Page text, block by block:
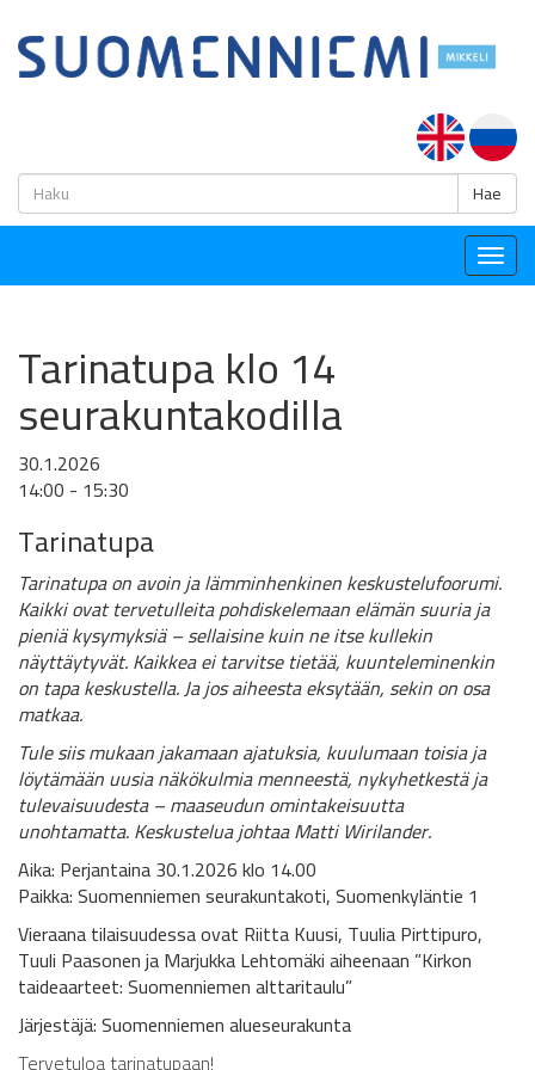
Hae
Tarinatupa klo 14
seurakuntakodilla
30.1.2026
14:00 - 15:30
Tarinatupa
Tarinatupa on avoin ja lämminhenkinen keskustelufoorumi.
Kaikki ovat tervetulleita pohdiskelemaan elämän suuria ja
pieniä kysymyksiä – sellaisine kuin ne itse kullekin
näyttäytyvät. Kaikkea ei tarvitse tietää, kuunteleminenkin
on tapa keskustella. Ja jos aiheesta eksytään, sekin on osa
matkaa.
Tule siis mukaan jakamaan ajatuksia, kuulumaan toisia ja
löytämään uusia näkökulmia menneestä, nykyhetkestä ja
tulevaisuudesta – maaseudun omintakeisuutta
unohtamatta. Keskustelua johtaa Matti Wirilander.
Aika: Perjantaina 30.1.2026 klo 14.00
Paikka: Suomenniemen seurakuntakoti, Suomenkyläntie 1
Vieraana tilaisuudessa ovat Riitta Kuusi, Tuulia Pirttipuro,
Tuuli Paasonen ja Marjukka Lehtomäki aiheenaan ”Kirkon
taideaarteet: Suomenniemen alttaritaulu”
Järjestäjä: Suomenniemen alueseurakunta